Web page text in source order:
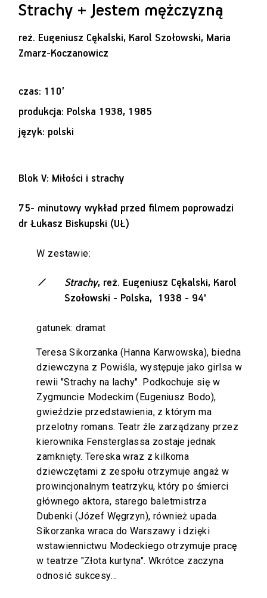
Strachy + Jestem mężczyzną
reż. Eugeniusz Cękalski, Karol Szołowski, Maria
Zmarz-Koczanowicz
czas: 110’
produkcja: Polska 1938, 1985
język: polski
Blok V: Miłości i strachy
75- minutowy wykład przed filmem poprowadzi
dr Łukasz Biskupski (UŁ)
W zestawie:
Strachy, reż. Eugeniusz Cękalski, Karol
Szołowski - Polska, 1938 - 94'
gatunek: dramat
Teresa Sikorzanka (Hanna Karwowska), biedna
dziewczyna z Powiśla, występuje jako girlsa w
rewii "Strachy na lachy". Podkochuje się w
Zygmuncie Modeckim (Eugeniusz Bodo),
gwieździe przedstawienia, z którym ma
przelotny romans. Teatr źle zarządzany przez
kierownika Fensterglassa zostaje jednak
zamknięty. Tereska wraz z kilkoma
dziewczętami z zespołu otrzymuje angaż w
prowincjonalnym teatrzyku, który po śmierci
głównego aktora, starego baletmistrza
Dubenki (Józef Węgrzyn), również upada.
Sikorzanka wraca do Warszawy i dzięki
wstawiennictwu Modeckiego otrzymuje pracę
w teatrze "Złota kurtyna". Wkrótce zaczyna
odnosić sukcesy…